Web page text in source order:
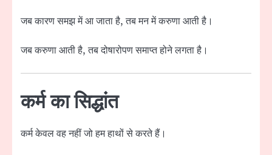
जब कारण समझ में आ जाता है, तब मन में करुणा आती है।
जब करुणा आती है, तब दोषारोपण समाप्त होने लगता है।
कर्म का सिद्धांत
कर्म केवल वह नहीं जो हम हाथों से करते हैं।